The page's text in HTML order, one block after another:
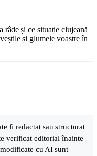
râde și ce situație clujeană
și glumele voastre în
fi redactat sau structurat
verificat editorial înainte
cu AI sunt